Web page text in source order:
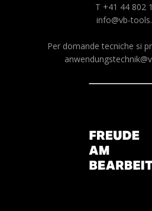
T +41 44 802
info@vb-
Per domande tecniche si